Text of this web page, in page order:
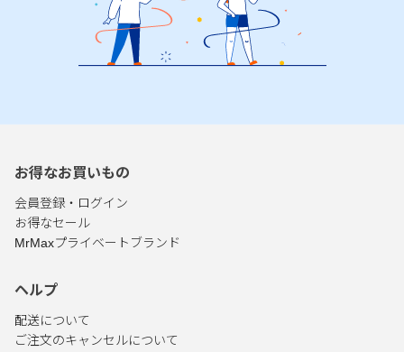
お得なお買いもの
会員登録・ログイン
お得なセール
MrMaxプライベートブランド
ヘルプ
配送について
ご注文のキャンセルについて